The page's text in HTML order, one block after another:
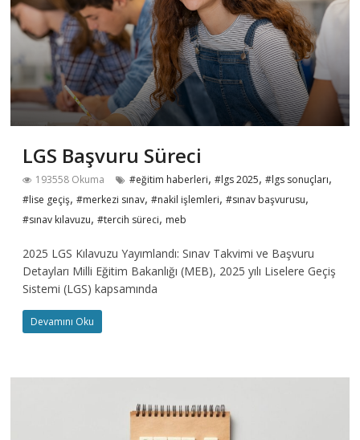
LGS Başvuru Süreci
193558 Okuma #eğitim haberleri,#lgs 2025,#lgs sonuçları,
#lise geçiş,#merkezi sınav,#nakil işlemleri,#sınav başvurusu,
#sınav kılavuzu,#tercih süreci, meb
2025 LGS Kılavuzu Yayımlandı: Sınav Takvimi ve Başvuru
Detayları Milli Eğitim Bakanlığı (MEB), 2025 yılı Liselere Geçiş
Sistemi (LGS) kapsamında
Devamını Oku